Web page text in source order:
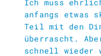
Ich muss
anfangs etwas
Teil mit den
überrascht.
schnell wieder